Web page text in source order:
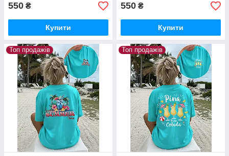
550 ₴
Купити
550 ₴
Купити
Топ продажів Топ продажів